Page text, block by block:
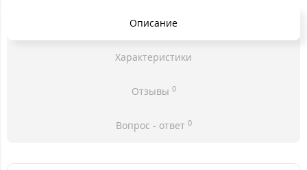
Описание
Характеристики
Отзывы 0
Вопрос - ответ 0